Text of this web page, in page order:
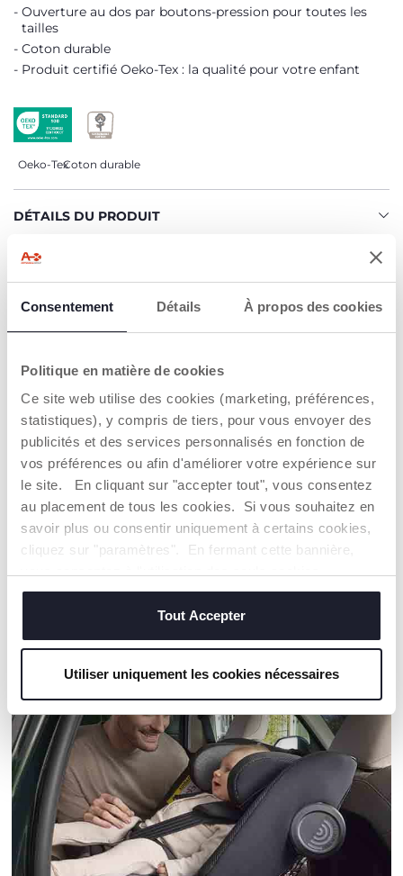
Consentement Détails À propos des cookies
Politique en matière de cookies
Ce site web utilise des cookies (marketing, préférences,
statistiques), y compris de tiers, pour vous envoyer des
publicités et des services personnalisés en fonction de
vos préférences ou afin d'améliorer votre expérience sur
le site. En cliquant sur "accepter tout", vous consentez
au placement de tous les cookies. Si vous souhaitez en
savoir plus ou consentir uniquement à certains cookies,
cliquez sur "paramètres". En fermant cette bannière,
techniques, qui sont essentiels au service demandé.
Tout Accepter
Utiliser uniquement les cookies nécessaires
Ouverture au dos par boutons-pression pour toutes les
tailles
Coton durable
Produit certifié Oeko-Tex : la qualité pour votre enfant
Oeko-TexCoton durable
DÉTAILS DU PRODUIT
AVERTISSEMENTS ET INSTRUCTIONS
Coton cultivé selon un programme dont l'objectif est de
mettre sur le marché des fils certifiés de coton cultivé
dans le respect des principes qui en font un coton
DURABLE sur un plan environnemental, économique et
social.
Toute la chaîne d'approvisionnement et de production fait
l'objet d'une traçabilité et des mêmes mesures de
durabilité.
Trouver un Revendeur
NOS RECOMMANDATIONS